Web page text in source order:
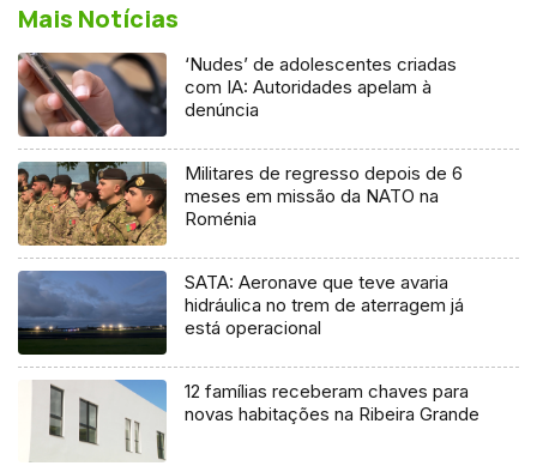
Mais Notícias
‘Nudes’ de adolescentes criadas
com IA: Autoridades apelam à
denúncia
Militares de regresso depois de 6
meses em missão da NATO na
Roménia
SATA: Aeronave que teve avaria
hidráulica no trem de aterragem já
está operacional
12 famílias receberam chaves para
novas habitações na Ribeira Grande